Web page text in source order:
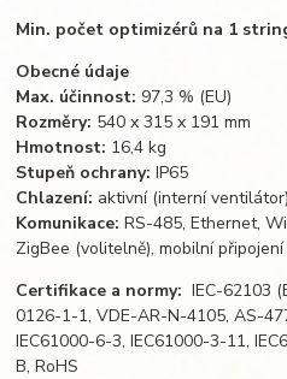
Min. počet optimizérů na 1
Obecné údaje
Max. účinnost: 97,3 % (EU)
Rozměry: 540 x 315 x 191 mm
Hmotnost: 16,4 kg
Stupeň ochrany: IP65
Chlazení: aktivní (interní ventilátor)
Komunikace: RS-485, Ethernet,
ZigBee (volitelně), mobilní
Certifikace a normy: IEC-62103
0126-1-1, VDE-AR-N-4105, AS-
IEC61000-6-3, IEC61000-3-11,
B, RoHS